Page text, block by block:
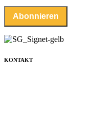
KONTAKT